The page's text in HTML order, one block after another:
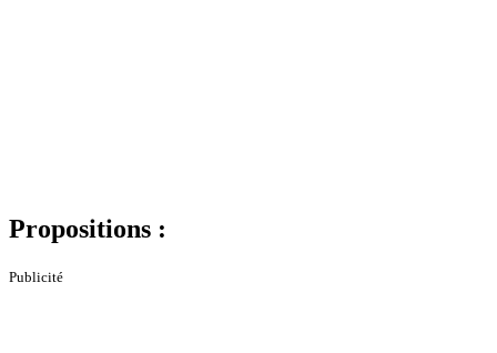
Propositions :
Publicité